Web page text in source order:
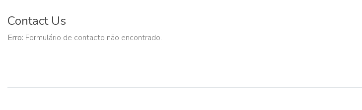
Contact Us
Erro: Formulário de contacto não encontrado.